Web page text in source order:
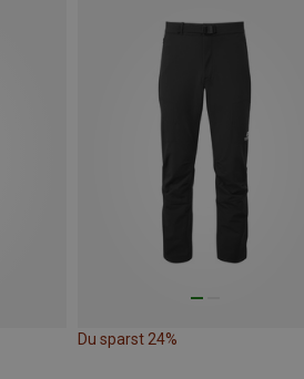
Du sparst 24%